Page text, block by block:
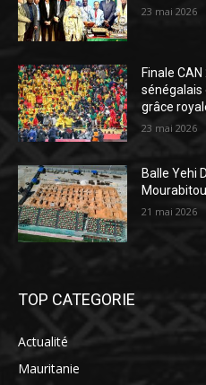
23 mai 2026
Finale
grâce
23 mai 2026
Balle Yehi
21 mai 2026
TOP CATEGORIE
Actualité
Mauritanie